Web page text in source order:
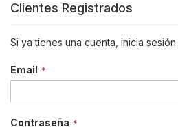
Clientes Registrados
Si ya tienes una cuenta, inicia sesión
Email
Contraseña